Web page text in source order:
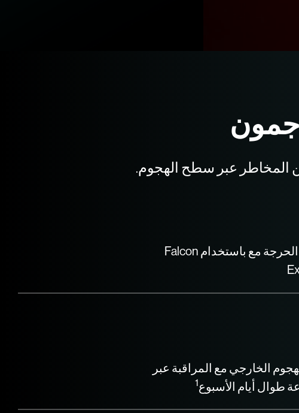
المخاطر عبر سطح الهجوم.
الحد من الثغرات الأمنية الحرجة مع باستخدام Falcon
الخارجي مع المراقبة عبر
طوال أيام الأسبوع1